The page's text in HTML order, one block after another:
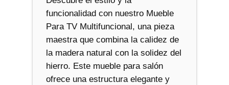
funcionalidad con nuestro Mueble
Para TV Multifuncional, una pieza
maestra que combina la calidez de
la madera natural con la solidez del
hierro. Este mueble para salón
ofrece una estructura elegante y